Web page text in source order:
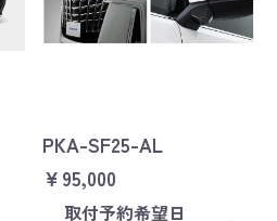
PKA-SF25-AL
￥95,000
取付予約希望日